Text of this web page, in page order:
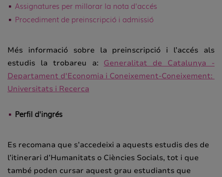
Assignatures per millorar la nota d'accés
Procediment de preinscripció i admissió
Més informació sobre la preinscripció i l’accés als
estudis la trobareu a: Generalitat de Catalunya -
Departament d'Economia i Coneixement-Coneixement:
Universitats i Recerca
Perfil d'ingrés
Es recomana que s’accedeixi a aquests estudis des de
l’itinerari d’Humanitats o Ciències Socials, tot i que
també poden cursar aquest grau estudiants que